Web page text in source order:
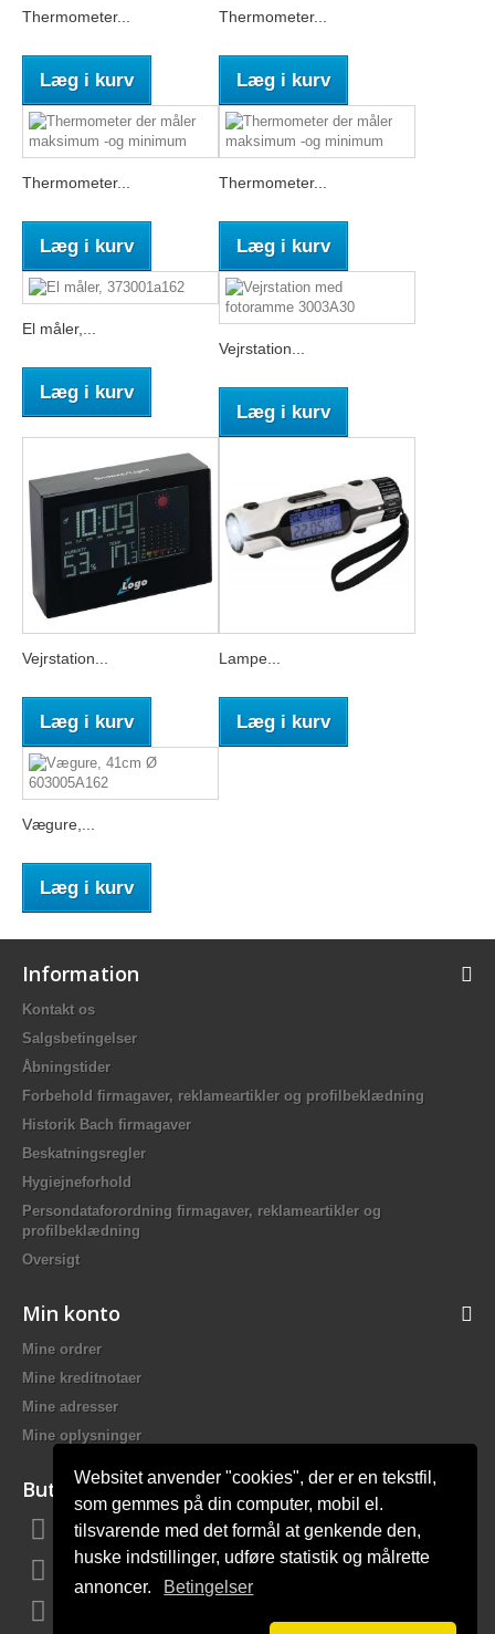
Websitet anvender "cookies", der er en tekstfil,
som gemmes på din computer, mobil el.
tilsvarende med det formål at genkende den,
huske indstillinger, udføre statistik og målrette
annoncer.
Betingelser
Thermometer...
Læg i kurv
Thermometer...
Læg i kurv
Thermometer...
Læg i kurv
Thermometer...
Læg i kurv
El måler,...
Læg i kurv
Vejrstation...
Læg i kurv
Vejrstation...
Læg i kurv
Lampe...
Læg i kurv
Vægure,...
Læg i kurv
Information
Kontakt os
Salgsbetingelser
Åbningstider
Forbehold firmagaver, reklameartikler og profilbeklædning
Historik Bach firmagaver
Beskatningsregler
Hygiejneforhold
Persondataforordning firmagaver, reklameartikler og
profilbeklædning
Oversigt
Min konto
Mine ordrer
Mine kreditnotaer
Mine adresser
Mine oplysninger
Butiksinformation
Bach Promotion, Trafikskolevej 2 7400 Herning Danmark
81 44 12 12